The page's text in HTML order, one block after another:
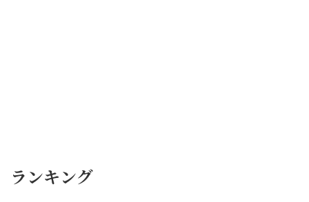
ランキング